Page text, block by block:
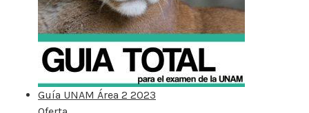
Guía UNAM Área 2 2023